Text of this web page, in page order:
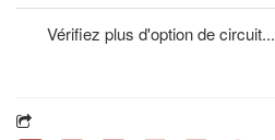
Vérifiez plus d'option de circuit...